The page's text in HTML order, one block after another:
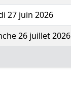
27 juin 2026
26 juillet 2026